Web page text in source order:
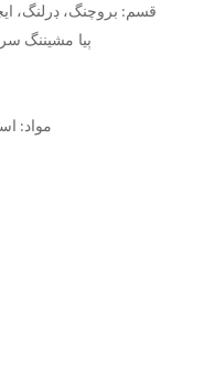
قسم: بروچنگ، ڊرلنگ،
ٻيا مشيننگ
مواد: